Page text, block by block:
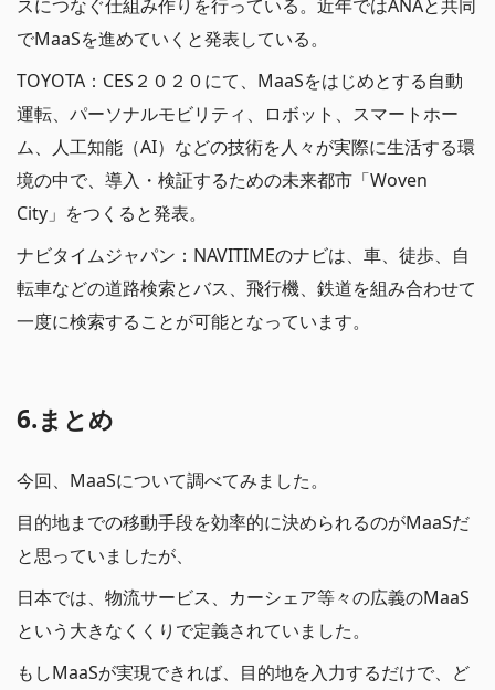
スにつなぐ仕組み作りを行っている。近年ではANAと共同
でMaaSを進めていくと発表している。
TOYOTA：CES２０２０にて、MaaSをはじめとする自動
運転、パーソナルモビリティ、ロボット、スマートホー
ム、人工知能（AI）などの技術を人々が実際に生活する環
境の中で、導入・検証するための未来都市「Woven
City」をつくると発表。
ナビタイムジャパン：NAVITIMEのナビは、車、徒歩、自
転車などの道路検索とバス、飛行機、鉄道を組み合わせて
一度に検索することが可能となっています。
6.まとめ
今回、MaaSについて調べてみました。
目的地までの移動手段を効率的に決められるのがMaaSだ
と思っていましたが、
日本では、物流サービス、カーシェア等々の広義のMaaS
という大きなくくりで定義されていました。
もしMaaSが実現できれば、目的地を入力するだけで、ど